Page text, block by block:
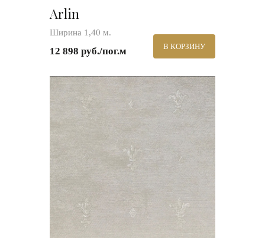
Arlin
Ширина 1,40 м.
12 898 руб./пог.м В КОРЗИНУ